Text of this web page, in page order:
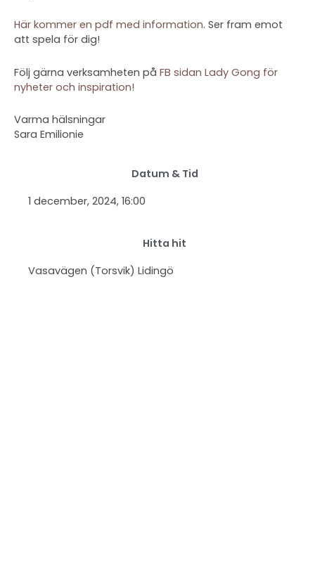
Här kommer en pdf med information. Ser fram emot
att spela för dig!
Följ gärna verksamheten på FB sidan Lady Gong för
nyheter och inspiration!
Varma hälsningar
Sara Emilionie
Datum & Tid
1 december, 2024, 16:00
Hitta hit
Vasavägen (Torsvik) Lidingö